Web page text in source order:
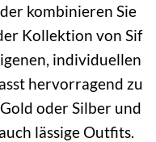
kombinieren Sie
Kollektion von Sif
individuellen
hervorragend zu
oder Silber und
lässige Outfits.